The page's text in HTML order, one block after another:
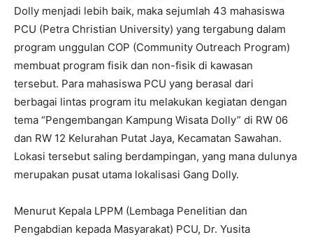
Dolly menjadi lebih baik, maka sejumlah 43 mahasiswa
PCU (Petra Christian University) yang tergabung dalam
program unggulan COP (Community Outreach Program)
membuat program fisik dan non-fisik di kawasan
tersebut. Para mahasiswa PCU yang berasal dari
berbagai lintas program itu melakukan kegiatan dengan
tema “Pengembangan Kampung Wisata Dolly” di RW 06
dan RW 12 Kelurahan Putat Jaya, Kecamatan Sawahan.
Lokasi tersebut saling berdampingan, yang mana dulunya
merupakan pusat utama lokalisasi Gang Dolly.
Menurut Kepala LPPM (Lembaga Penelitian dan
Pengabdian kepada Masyarakat) PCU, Dr. Yusita